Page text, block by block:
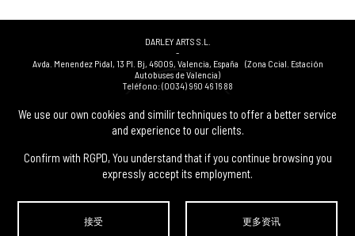
We use our own cookies and similir techniques to offer a better service
and experience to our clients.
Confirm with RGPD, You understand that if you continue browsing you
expressly accept its employment.
接受 更多资讯
DARLEY ARTS S.L.
-
Avda. Menendez Pidal, 13 Pl. Bj, 46009, Valencia, España (Zona Ccial. Estación
Autobuses de Valencia)
Teléfono:(0034) 960 46 16 88
(0034) 963 40 48 21
-
(0034) 669 53 68 89 (solo WhatsApp)
info@subastasdarley.com